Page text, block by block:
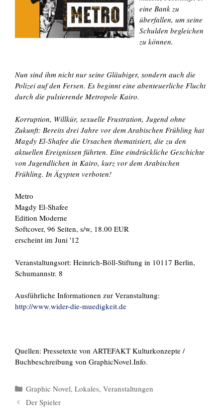
eine Bank zu
überfallen, um seine
Schulden begleichen
zu können.
Nun sind ihm nicht nur seine Gläubiger, sondern auch die
Polizei auf den Fersen. Es beginnt eine abenteuerliche Flucht
durch die pulsierende Metropole Kairo.
Korruption, Willkür, sexuelle Frustration, Jugend ohne
Zukunft: Bereits drei Jahre vor dem Arabischen Frühling hat
Magdy El-Shafee die Ursachen thematisiert, die zu den
aktuellen Ereignissen führten. Eine eindrückliche Geschichte
von Jugendlichen in Kairo, kurz vor dem Arabischen
Frühling. In Ägypten verboten!
Metro
Magdy El-Shafee
Edition Moderne
Softcover, 96 Seiten, s/w, 18.00 EUR
erscheint im Juni '12
Veranstaltungsort: Heinrich-Böll-Stiftung in 10117 Berlin,
Schumannstr. 8
Ausführliche Informationen zur Veranstaltung:
http://www.wider-die-muedigkeit.de
Quellen: Pressetexte von ARTEFAKT Kulturkonzepte /
Buchbeschreibung von GraphicNovel.Info.
Kategorien
Graphic Novel, Lokales, Veranstaltungen
Der Spieler